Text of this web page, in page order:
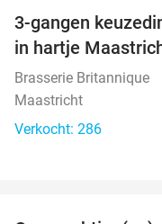
3-gangen
in hartje
Brasserie Britannique
Maastricht
Verkocht: 286